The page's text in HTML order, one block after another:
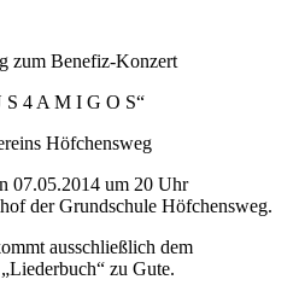
zum Benefiz-Konzert
4 A M I G O S“
Höfchensweg
07.05.2014 um 20 Uhr
der Grundschule Höfchensweg.
ausschließlich dem
zu Gute.